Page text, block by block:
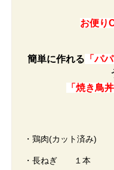
お便り
簡単に作れる 「パ
「焼き鳥
・鶏肉(カット済み)
・長ねぎ １本